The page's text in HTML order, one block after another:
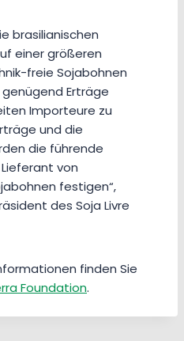
brasilianischen
einer größeren
freie Sojabohnen
Erträge
Importeure zu
und die
die führende
von
festigen“,
des Soja Livre
finden Sie
Foundation.